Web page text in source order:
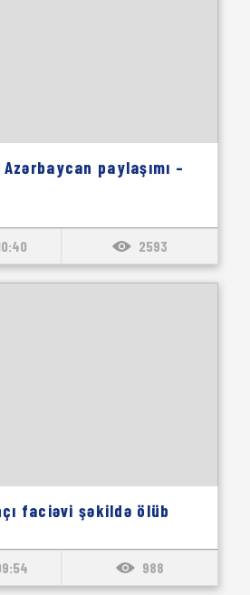
paylaşımı –
2593
faciəvi şəkildə ölüb
988